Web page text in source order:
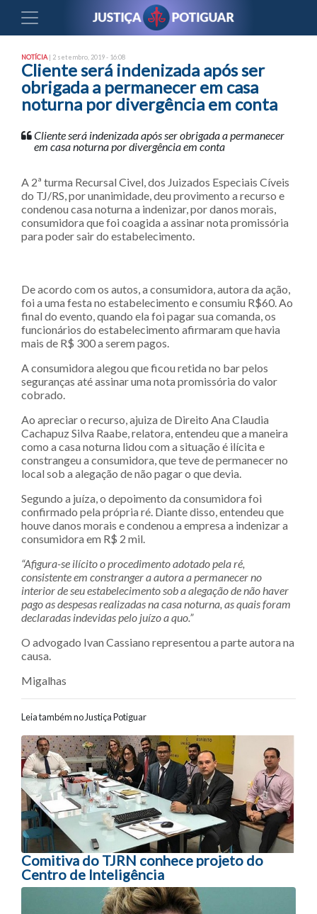
NOTÍCIA | 2 setembro, 2019 - 16:08
Cliente será indenizada após ser
obrigada a permanecer em casa
noturna por divergência em conta
Cliente será indenizada após ser obrigada a permanecer
em casa noturna por divergência em conta
A 2ª turma Recursal Civel, dos Juizados Especiais Cíveis
do TJ/RS, por unanimidade, deu provimento a recurso e
condenou casa noturna a indenizar, por danos morais,
consumidora que foi coagida a assinar nota promissória
para poder sair do estabelecimento.
De acordo com os autos, a consumidora, autora da ação,
foi a uma festa no estabelecimento e consumiu R$60. Ao
final do evento, quando ela foi pagar sua comanda, os
funcionários do estabelecimento afirmaram que havia
mais de R$ 300 a serem pagos.
A consumidora alegou que ficou retida no bar pelos
seguranças até assinar uma nota promissória do valor
cobrado.
Ao apreciar o recurso, ajuiza de Direito Ana Claudia
Cachapuz Silva Raabe, relatora, entendeu que a maneira
como a casa noturna lidou com a situação é ilícita e
constrangeu a consumidora, que teve de permanecer no
local sob a alegação de não pagar o que devia.
Segundo a juíza, o depoimento da consumidora foi
confirmado pela própria ré. Diante disso, entendeu que
houve danos morais e condenou a empresa a indenizar a
consumidora em R$ 2 mil.
“Afigura-se ilícito o procedimento adotado pela ré,
consistente em constranger a autora a permanecer no
interior de seu estabelecimento sob a alegação de não haver
pago as despesas realizadas na casa noturna, as quais foram
declaradas indevidas pelo juízo a quo.”
O advogado Ivan Cassiano representou a parte autora na
causa.
Migalhas
Leia também no Justiça Potiguar
Navegação entre posts
Comitiva do TJRN conhece projeto do
Centro de Inteligência